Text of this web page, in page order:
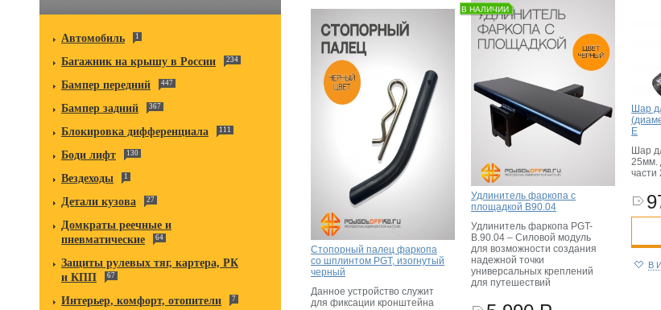
Автомобиль 1
Багажник на крышу в России 234
Бампер передний 447
Бампер задний 367
Блокировка дифференциала 111
Боди лифт 130
Вездеходы 1
Детали кузова 27
Домкраты реечные и
пневматические
64
Защиты рулевых тяг, картера, РК
и КПП
67
Интерьер, комфорт, отопители 7
Стопорный палец фаркопа
со шплинтом PGT, изогнутый
черный
Данное устройство служит
для фиксации кронштейна
В НАЛИЧИИ
Удлинитель фаркопа с
площадкой B90.04
Удлинитель фаркопа PGT-
B.90.04 – Силовой модуль
для возможности создания
надежной точки
универсальных креплений
для путешествий
Шар
E
Шар
25мм.
части
В